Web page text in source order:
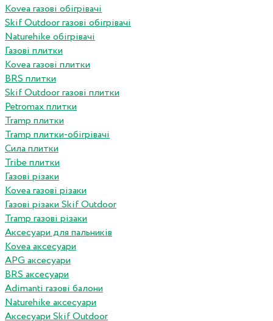
Kovea газові обігрівачі
Skif Outdoor газові обігрівачі
Naturehike обігрівачі
Газові плитки
Kovea газові плитки
BRS плитки
Skif Outdoor газові плитки
Petromax плитки
Tramp плитки
Tramp плитки-обігрівачі
Сила плитки
Tribe плитки
Газові різаки
Kovea газові різаки
Газові різаки Skif Outdoor
Tramp газові різаки
Аксесуари для пальників
Kovea аксесуари
APG аксесуари
BRS аксесуари
Adimanti газові балони
Naturehike аксесуари
Аксесуари Skif Outdoor